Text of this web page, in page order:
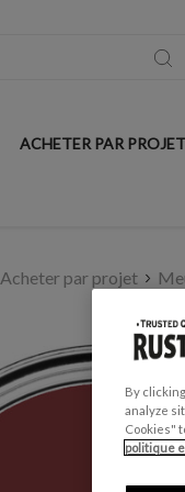
ACHETER PAR PROJET
Acheter par projet
By
analyze
Cookies"
politique